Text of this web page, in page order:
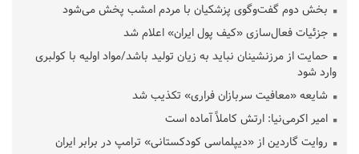
بخش دوم گفت‌وگوی پزشکیان با مردم امشب پخش می‌شود
جزئیات فعال‌سازی «کیف پول ایران» اعلام شد
حمایت از مرزنشینان نباید به زیان تولید باشد/مواد اولیه با کولبری
وارد شود
شایعه «معافیت سربازان فراری» تکذیب شد
امیر اکرمی‌نیا: ارتش کاملاً آماده است
روایت گاردین از «دیپلماسی کودکستانی» ترامپ در برابر ایران